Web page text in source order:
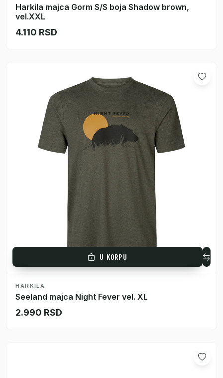
Harkila majca Gorm S/S boja Shadow brown,
vel.XXL
4.110 RSD
U KORPU
HARKILA
Seeland majca Night Fever vel. XL
2.990 RSD